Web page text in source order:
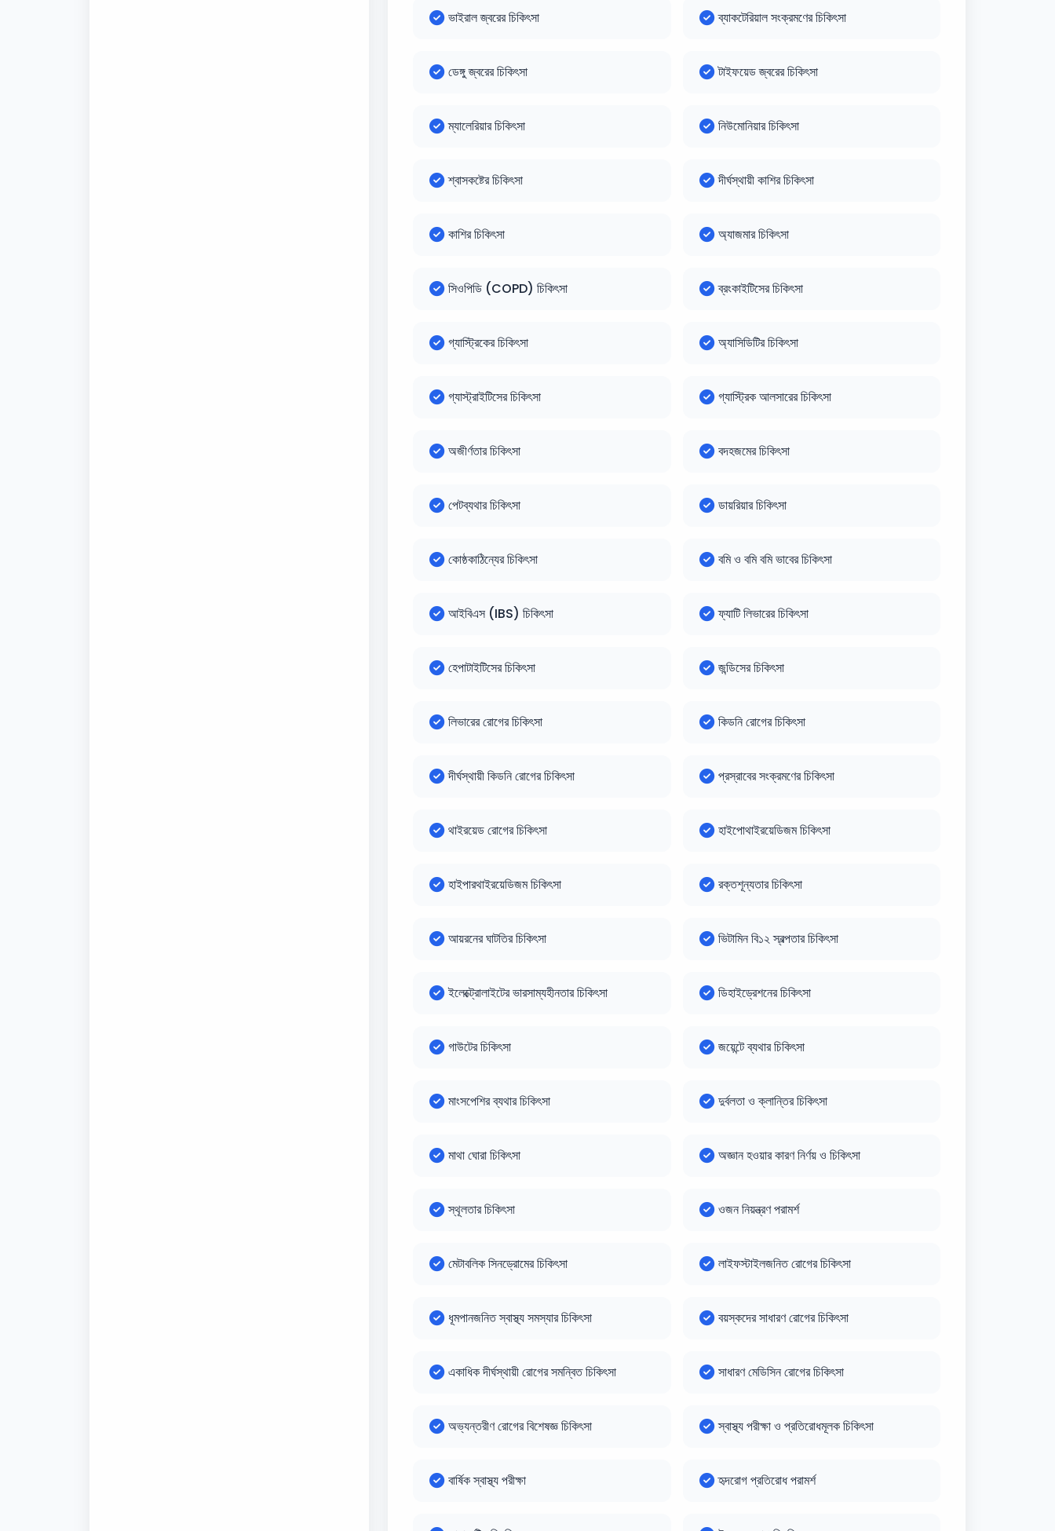
ভাইরাল জ্বরের চিকিৎসা ব্যাকটেরিয়াল সংক্রমণের চিকিৎসা
ডেঙ্গু জ্বরের চিকিৎসা টাইফয়েড জ্বরের চিকিৎসা
ম্যালেরিয়ার চিকিৎসা নিউমোনিয়ার চিকিৎসা
শ্বাসকষ্টের চিকিৎসা দীর্ঘস্থায়ী কাশির চিকিৎসা
কাশির চিকিৎসা অ্যাজমার চিকিৎসা
সিওপিডি (COPD) চিকিৎসা ব্রংকাইটিসের চিকিৎসা
গ্যাস্ট্রিকের চিকিৎসা অ্যাসিডিটির চিকিৎসা
গ্যাস্ট্রাইটিসের চিকিৎসা গ্যাস্ট্রিক আলসারের চিকিৎসা
অজীর্ণতার চিকিৎসা বদহজমের চিকিৎসা
পেটব্যথার চিকিৎসা ডায়রিয়ার চিকিৎসা
কোষ্ঠকাঠিন্যের চিকিৎসা বমি ও বমি বমি ভাবের চিকিৎসা
আইবিএস (IBS) চিকিৎসা ফ্যাটি লিভারের চিকিৎসা
হেপাটাইটিসের চিকিৎসা জন্ডিসের চিকিৎসা
লিভারের রোগের চিকিৎসা কিডনি রোগের চিকিৎসা
দীর্ঘস্থায়ী কিডনি রোগের চিকিৎসা প্রস্রাবের সংক্রমণের চিকিৎসা
থাইরয়েড রোগের চিকিৎসা হাইপোথাইরয়েডিজম চিকিৎসা
হাইপারথাইরয়েডিজম চিকিৎসা রক্তশূন্যতার চিকিৎসা
আয়রনের ঘাটতির চিকিৎসা ভিটামিন বি১২ স্বল্পতার চিকিৎসা
ইলেক্ট্রোলাইটের ভারসাম্যহীনতার চিকিৎসা ডিহাইড্রেশনের চিকিৎসা
গাউটের চিকিৎসা জয়েন্টে ব্যথার চিকিৎসা
মাংসপেশির ব্যথার চিকিৎসা দুর্বলতা ও ক্লান্তির চিকিৎসা
মাথা ঘোরা চিকিৎসা অজ্ঞান হওয়ার কারণ নির্ণয় ও চিকিৎসা
স্থূলতার চিকিৎসা ওজন নিয়ন্ত্রণ পরামর্শ
মেটাবলিক সিনড্রোমের চিকিৎসা লাইফস্টাইলজনিত রোগের চিকিৎসা
ধূমপানজনিত স্বাস্থ্য সমস্যার চিকিৎসা বয়স্কদের সাধারণ রোগের চিকিৎসা
একাধিক দীর্ঘস্থায়ী রোগের সমন্বিত চিকিৎসা সাধারণ মেডিসিন রোগের চিকিৎসা
অভ্যন্তরীণ রোগের বিশেষজ্ঞ চিকিৎসা স্বাস্থ্য পরীক্ষা ও প্রতিরোধমূলক চিকিৎসা
বার্ষিক স্বাস্থ্য পরীক্ষা হৃদরোগ প্রতিরোধ পরামর্শ